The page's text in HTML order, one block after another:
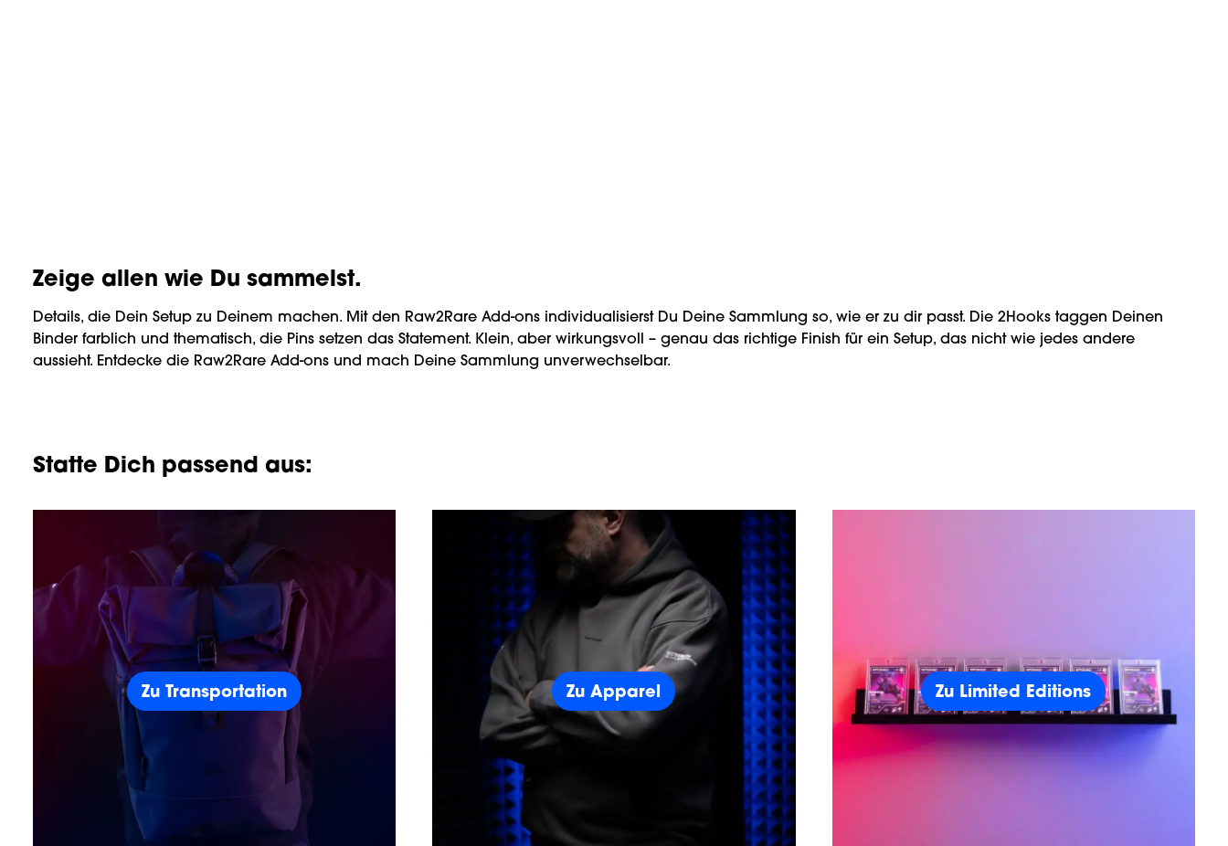
Zeige allen wie Du sammelst.
Details, die Dein Setup zu Deinem machen. Mit den Raw2Rare Add-ons individualisierst Du Deine Sammlung so, wie er zu dir passt. Die 2Hooks taggen Deinen
Binder farblich und thematisch, die Pins setzen das Statement. Klein, aber wirkungsvoll – genau das richtige Finish für ein Setup, das nicht wie jedes andere
aussieht. Entdecke die Raw2Rare Add-ons und mach Deine Sammlung unverwechselbar.
Statte Dich passend aus:
Zu Transportation Zu Apparel Zu Limited Editions